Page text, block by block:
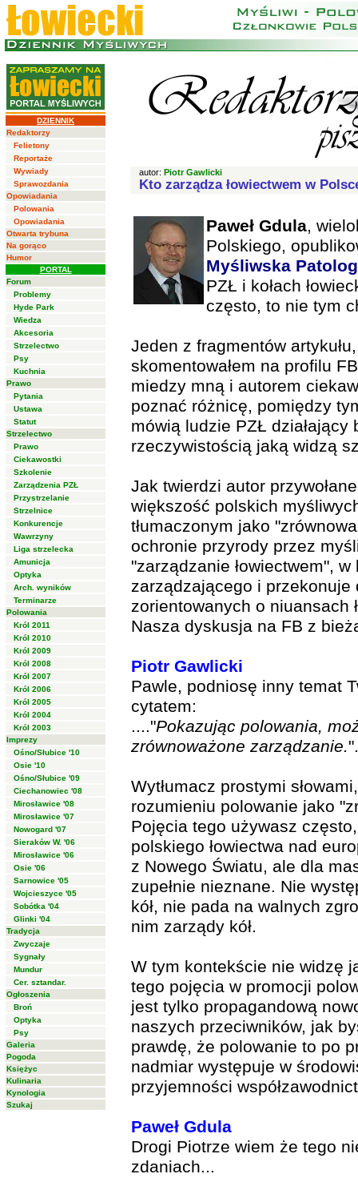
DZIENNIK
Redaktorzy
Felietony
Reportaże
Wywiady
Sprawozdania
Opowiadania
Polowania
Opowiadania
Otwarta trybuna
Na gorąco
Humor
PORTAL
Forum
Problemy
Hyde Park
Wiedza
Akcesoria
Strzelectwo
Psy
Kuchnia
Prawo
Pytania
Ustawa
Statut
Strzelectwo
Prawo
Ciekawostki
Szkolenie
Zarządzenia PZŁ
Przystrzelanie
Strzelnice
Konkurencje
Wawrzyny
Liga strzelecka
Amunicja
Optyka
Arch. wyników
Terminarze
Polowania
Król 2011
Król 2010
Król 2009
Król 2008
Król 2007
Król 2006
Król 2005
Król 2004
Król 2003
Imprezy
Ośno/Słubice '10
Osie '10
Ośno/Słubice '09
Ciechanowiec '08
Mirosławice '08
Mirosławice '07
Nowogard '07
Sieraków W. '06
Mirosławice '06
Osie '06
Sarnowice '05
Wojcieszyce '05
Sobótka '04
Glinki '04
Tradycja
Zwyczaje
Sygnały
Mundur
Cer. sztandar.
Ogłoszenia
Broń
Optyka
Psy
Galeria
Pogoda
Księżyc
Kulinaria
Kynologia
Szukaj
autor: Piotr Gawlicki
Kto zarządza łowiectwem w
Paweł Gdula,
Polskiego,
Myśliwska
PZŁ i kołach
często, to nie tym
Jeden z fragmentów
skomentowałem na profilu
miedzy mną i autorem
poznać różnicę, pomiędzy
mówią ludzie PZŁ
rzeczywistością jaką widzą
Jak twierdzi autor
większość polskich
tłumaczonym jako
ochronie przyrody przez
"zarządzanie łowiectwem",
zarządzającego i przekonuje
zorientowanych o niuansach
Nasza dyskusja na FB z
Piotr Gawlicki
Pawle, podniosę inny temat
cytatem:
...."Pokazując polowania,
zrównoważone zarządzanie.
Wytłumacz prostymi
rozumieniu polowanie jako
Pojęcia tego używasz
polskiego łowiectwa nad
z Nowego Światu, ale dla
zupełnie nieznane. Nie
kół, nie pada na walnych
nim zarządy kół.
W tym kontekście nie widzę
tego pojęcia w promocji
jest tylko propagandową
naszych przeciwników, jak
prawdę, że polowanie to po
nadmiar występuje w
przyjemności
Paweł Gdula
Drogi Piotrze wiem że tego
zdaniach...